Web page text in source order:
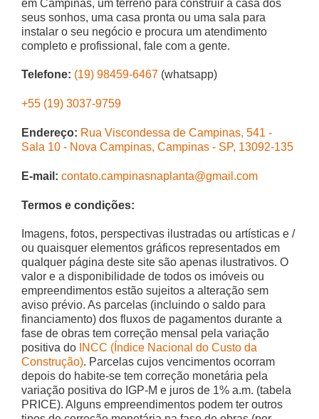
em Campinas, um terreno para construir a casa dos
seus sonhos, uma casa pronta ou uma sala para
instalar o seu negócio e procura um atendimento
completo e profissional, fale com a gente.
Telefone: (19) 98459-6467 (whatsapp)
+55 (19) 3037-9759
Endereço: Rua Viscondessa de Campinas, 541 -
Sala 10 - Nova Campinas, Campinas - SP, 13092-135
E-mail: contato.campinasnaplanta@gmail.com
Termos e condições:
Imagens, fotos, perspectivas ilustradas ou artísticas e /
ou quaisquer elementos gráficos representados em
qualquer página deste site são apenas ilustrativos. O
valor e a disponibilidade de todos os imóveis ou
empreendimentos estão sujeitos a alteração sem
aviso prévio. As parcelas (incluindo o saldo para
financiamento) dos fluxos de pagamentos durante a
fase de obras tem correção mensal pela variação
positiva do INCC (Índice Nacional do Custo da
Construção). Parcelas cujos vencimentos ocorram
depois do habite-se tem correção monetária pela
variação positiva do IGP-M e juros de 1% a.m. (tabela
PRICE). Alguns empreendimentos podem ter outros